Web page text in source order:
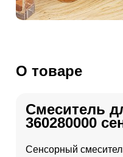
О товаре
Смеситель
360280000
Сенсорный